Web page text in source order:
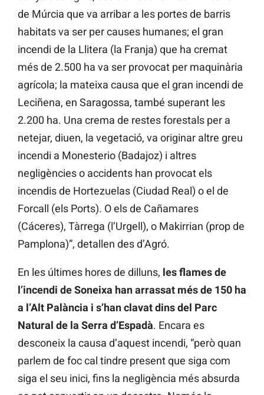
de Múrcia que va arribar a les portes de barris
habitats va ser per causes humanes; el gran
incendi de la Llitera (la Franja) que ha cremat
més de 2.500 ha va ser provocat per maquinària
agrícola; la mateixa causa que el gran incendi de
Leciñena, en Saragossa, també superant les
2.200 ha. Una crema de restes forestals per a
netejar, diuen, la vegetació, va originar altre greu
incendi a Monesterio (Badajoz) i altres
negligències o accidents han provocat els
incendis de Hortezuelas (Ciudad Real) o el de
Forcall (els Ports). O els de Cañamares
(Cáceres), Tàrrega (l’Urgell), o Makirrian (prop de
Pamplona)”, detallen des d’Agró.
En les últimes hores de dilluns, les flames de
l’incendi de Soneixa han arrassat més de 150 ha
a l’Alt Palància i s’han clavat dins del Parc
Natural de la Serra d’Espadà. Encara es
desconeix la causa d’aquest incendi, “però quan
parlem de foc cal tindre present que siga com
siga el seu inici, fins la negligència més absurda